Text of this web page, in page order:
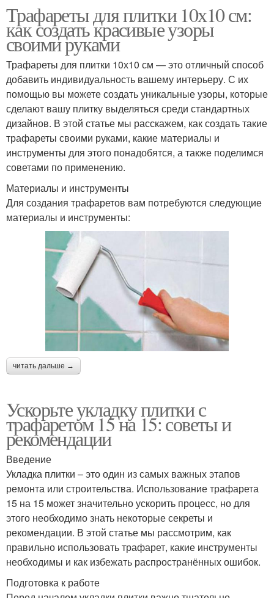
Трафареты для плитки 10х10 см:
как создать красивые узоры
своими руками
Трафареты для плитки 10х10 см — это отличный способ
добавить индивидуальность вашему интерьеру. С их
помощью вы можете создать уникальные узоры, которые
сделают вашу плитку выделяться среди стандартных
дизайнов. В этой статье мы расскажем, как создать такие
трафареты своими руками, какие материалы и
инструменты для этого понадобятся, а также поделимся
советами по применению.
Материалы и инструменты
Для создания трафаретов вам потребуются следующие
материалы и инструменты:
читать дальше →
Ускорьте укладку плитки с
трафаретом 15 на 15: советы и
рекомендации
Введение
Укладка плитки – это один из самых важных этапов
ремонта или строительства. Использование трафарета
15 на 15 может значительно ускорить процесс, но для
этого необходимо знать некоторые секреты и
рекомендации. В этой статье мы рассмотрим, как
правильно использовать трафарет, какие инструменты
необходимы и как избежать распространённых ошибок.
Подготовка к работе